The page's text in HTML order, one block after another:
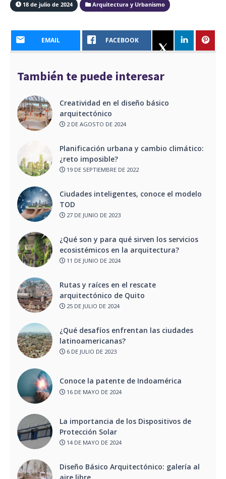
18 de julio de 2024 Arquitectura y Urbanismo
EMAIL FACEBOOK
También te puede interesar
Creatividad en el diseño básico
arquitectónico
2 DE AGOSTO DE 2024
Planificación urbana y cambio climático:
¿reto imposible?
19 DE SEPTIEMBRE DE 2022
Ciudades inteligentes, conoce el modelo
TOD
27 DE JUNIO DE 2023
¿Qué son y para qué sirven los servicios
ecosistémicos en la arquitectura?
11 DE JUNIO DE 2024
Rutas y raíces en el rescate
arquitectónico de Quito
25 DE JULIO DE 2024
¿Qué desafíos enfrentan las ciudades
latinoamericanas?
6 DE JULIO DE 2023
Conoce la patente de Indoamérica
16 DE MAYO DE 2024
La importancia de los Dispositivos de
Protección Solar
14 DE MAYO DE 2024
Diseño Básico Arquitectónico: galería al